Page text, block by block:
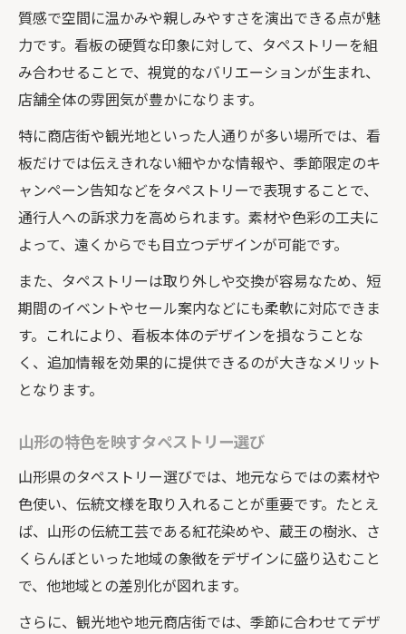
タペストリーの素材で演出力を高めるコツ
山形県の看板屋と協力したデザイン事例
デザイン会社と作るオリジナルタペストリ
ー
ステッカー制作と連動した活用例を紹介
店舗ブランディングに効くタペストリー選
び
看板とタペストリーが店舗にもたらす効果とは
看板と組み合わせたタペストリーの魅力
山形のデザイン会社が語る効果的演出
看板屋の視点で見るタペストリー活用術
ステッカー制作と合わせた相乗効果の秘訣
質感で空間に温かみや親しみやすさを演出できる点が魅
力です。看板の硬質な印象に対して、タペストリーを組
み合わせることで、視覚的なバリエーションが生まれ、
店舗全体の雰囲気が豊かになります。
特に商店街や観光地といった人通りが多い場所では、看
板だけでは伝えきれない細やかな情報や、季節限定のキ
ャンペーン告知などをタペストリーで表現することで、
通行人への訴求力を高められます。素材や色彩の工夫に
よって、遠くからでも目立つデザインが可能です。
また、タペストリーは取り外しや交換が容易なため、短
期間のイベントやセール案内などにも柔軟に対応できま
す。これにより、看板本体のデザインを損なうことな
く、追加情報を効果的に提供できるのが大きなメリット
となります。
山形の特色を映すタペストリー選び
山形県のタペストリー選びでは、地元ならではの素材や
色使い、伝統文様を取り入れることが重要です。たとえ
ば、山形の伝統工芸である紅花染めや、蔵王の樹氷、さ
くらんぼといった地域の象徴をデザインに盛り込むこと
で、他地域との差別化が図れます。
さらに、観光地や地元商店街では、季節に合わせてデザ